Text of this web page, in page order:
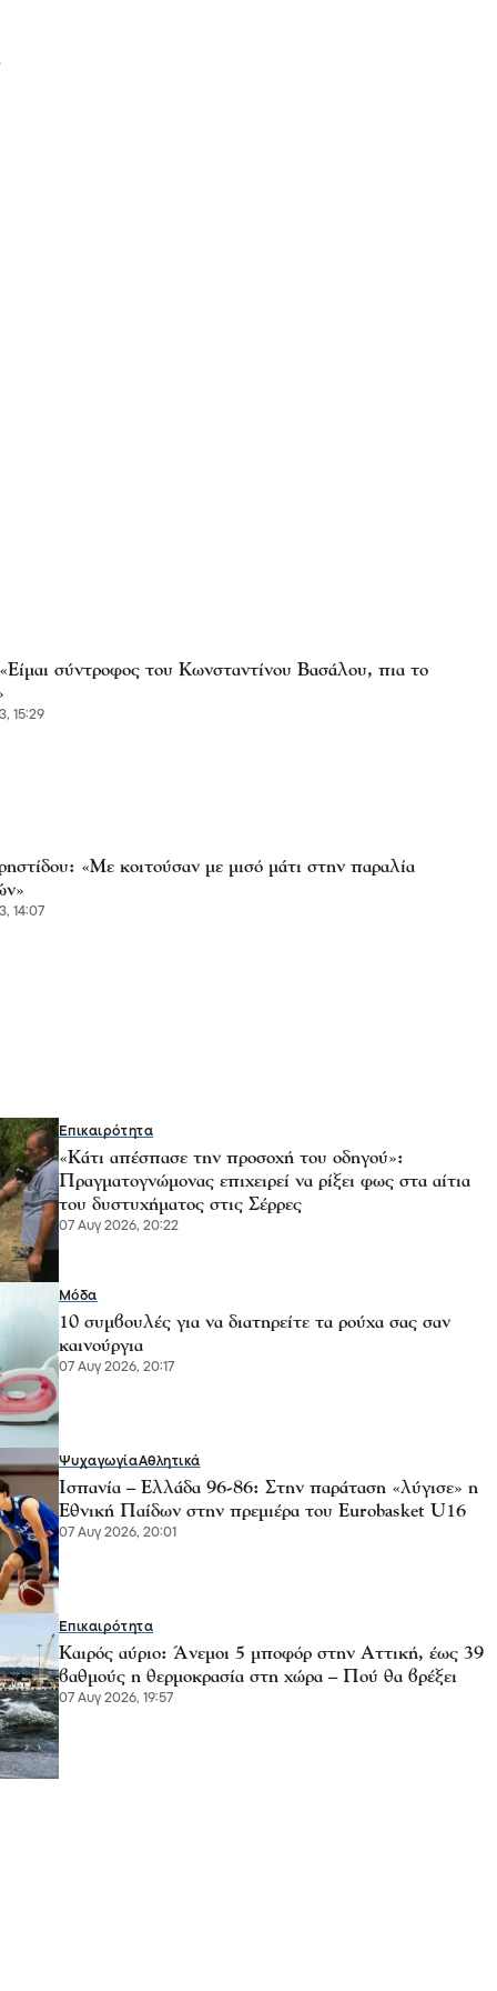
σύντροφος του Κωνσταντίνου Βασάλου, πια το
15:29
«Με κοιτούσαν με μισό μάτι στην παραλία
14:07
Επικαιρότητα
«Κάτι απέσπασε την προσοχή του οδηγού»:
Πραγματογνώμονας επιχειρεί να ρίξει φως στα αίτια
του δυστυχήματος στις Σέρρες
07 Αυγ 2026, 20:22
Μόδα
10 συμβουλές για να διατηρείτε τα ρούχα σας σαν
καινούργια
07 Αυγ 2026, 20:17
ΨυχαγωγίαΑθλητικά
Ισπανία – Ελλάδα 96-86: Στην παράταση «λύγισε» η
Εθνική Παίδων στην πρεμιέρα του Eurobasket U16
07 Αυγ 2026, 20:01
Επικαιρότητα
Καιρός αύριο: Άνεμοι 5 μποφόρ στην Αττική, έως 39
βαθμούς η θερμοκρασία στη χώρα – Πού θα βρέξει
07 Αυγ 2026, 19:57